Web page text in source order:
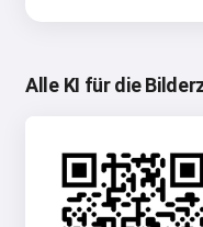
Alle KI für die